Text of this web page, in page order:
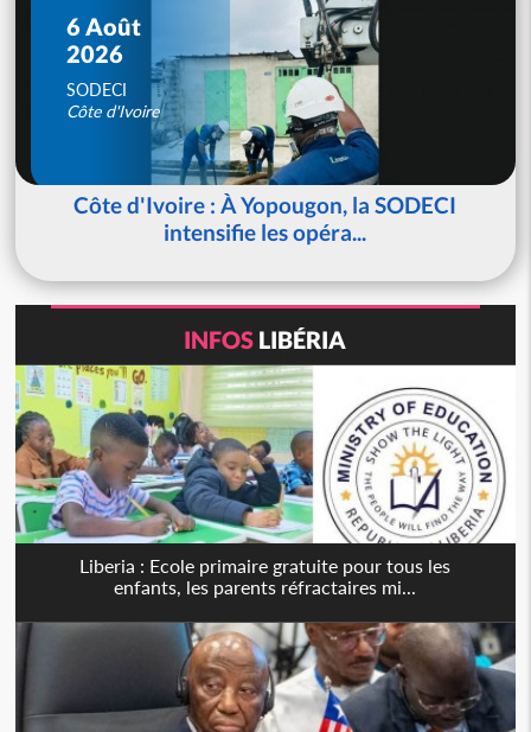
6 Août
2026
SODECI
Côte d'Ivoire
Côte d'Ivoire : À Yopougon, la SODECI
intensifie les opéra...
INFOS LIBÉRIA
Liberia : Ecole primaire gratuite pour tous les
enfants, les parents réfractaires mi...